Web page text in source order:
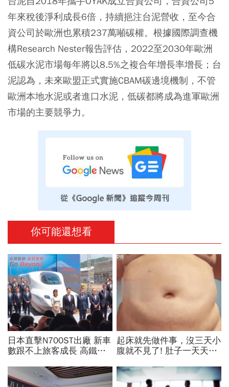
年來稅後淨利成長6倍，持續挹注台泥營收，至今合
資公司於歐洲也累積237萬噸碳權。根據國際調查機
構Research Nester報告評估，2022至2030年歐洲
低碳水泥市場每年將以8.5%之複合年增長率增長；台
泥認為，未來歐盟正式實施CBAM碳邊境機制，不管
歐洲本地水泥或者進口水泥，低碳都將成為進軍歐洲
市場的主要競爭力。
你可能還想看
日本直擊N700ST出廠 新車
數跟不上旅客成長 高鐵遇3
起床就先做件事，沒三天小
腹就不見了! 肚子一天天變
PR